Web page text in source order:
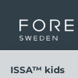
ISSA™ kids